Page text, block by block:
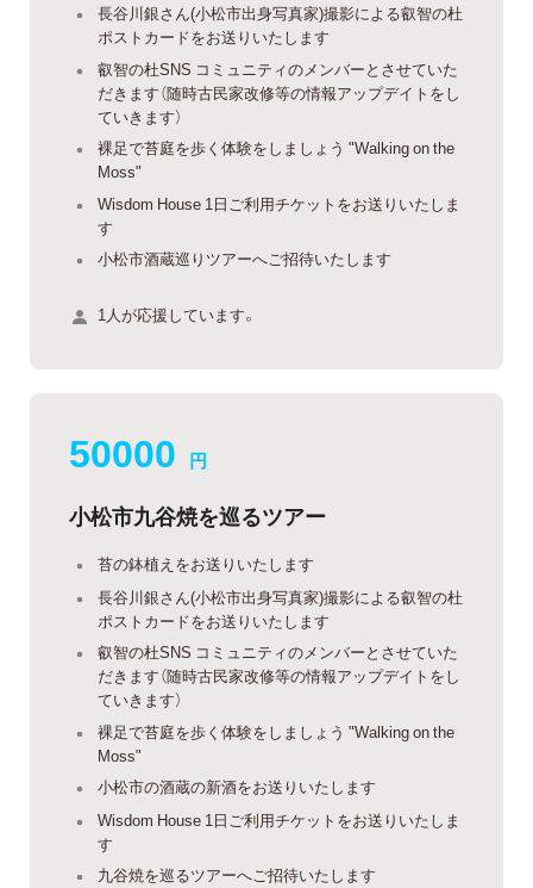
長谷川銀さん(小松市出身写真家)撮影による叡智の杜
ポストカードをお送りいたします
叡智の杜SNS コミュニティのメンバーとさせていた
だきます（随時古民家改修等の情報アップデイトをし
ていきます）
裸足で苔庭を歩く体験をしましょう "Walking on the
Moss"
Wisdom House 1日ご利用チケットをお送りいたしま
す
小松市酒蔵巡りツアーへご招待いたします
1人が応援しています。
50000 円
小松市九谷焼を巡るツアー
苔の鉢植えをお送りいたします
長谷川銀さん(小松市出身写真家)撮影による叡智の杜
ポストカードをお送りいたします
叡智の杜SNS コミュニティのメンバーとさせていた
だきます（随時古民家改修等の情報アップデイトをし
ていきます）
裸足で苔庭を歩く体験をしましょう "Walking on the
Moss"
小松市の酒蔵の新酒をお送りいたします
Wisdom House 1日ご利用チケットをお送りいたしま
す
九谷焼を巡るツアーへご招待いたします